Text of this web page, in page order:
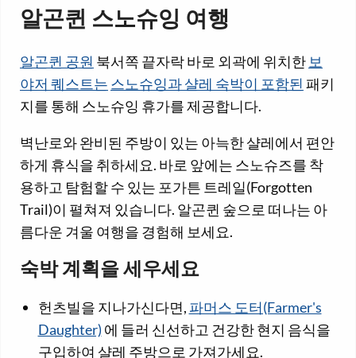
알곤퀸 스노슈잉 여행
알곤퀸 공원 북서쪽 끝자락 바로 외곽에 위치한 보
야저 퀘스트는 스노슈잉과 샬레 숙박이 포함된 패키
지를 통해 스노슈잉 휴가를 제공합니다.
벽난로와 완비된 주방이 있는 아늑한 샬레에서 편안
하게 휴식을 취하세요. 바로 앞에는 스노슈즈를 착
용하고 탐험할 수 있는 포가튼 트레일(Forgotten
Trail)이 펼쳐져 있습니다. 알곤퀸 숲으로 떠나는 아
름다운 겨울 여행을 경험해 보세요.
숙박 계획을 세우세요
헌츠빌을 지나가신다면, 파머스 도터(Farmer's
Daughter) 에 들러 신선하고 건강한 현지 음식을
구입하여 샬레 주방으로 가져가세요.